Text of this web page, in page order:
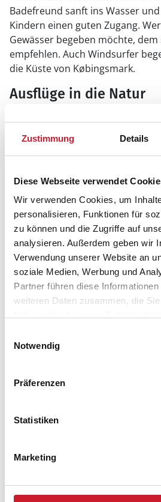
Zustimmung Details
Diese Webseite verwendet
Wir verwenden Cookies, um
personalisieren, Funktionen für
zu können und die Zugriffe auf
analysieren. Außerdem geben wir
Verwendung unserer Website an
soziale Medien, Werbung und
Partner führen diese
weiteren Daten zusammen, die
Notwendig
Präferenzen
Statistiken
Marketing
Badefreund sanft ins Wasser
Kindern einen guten Zugang.
Gewässer begeben möchte,
empfehlen. Auch Windsurfer
die Küste von Købingsmark.
Ausflüge in die Natur
Aussichtspunkte bieten einen
Landschaft. Eine schöne
nahegelegen bei Nordborg,
vielfältigen Vogelleben lauschen.
Hügel prägen die Landschaft von
auch den Buchenwald von
Länge von 12 Kilometern gilt
längste Buchenwald von
Wo kann ich bei
Optionen: Sie können an
angeln gehen oder an der Küste.
Fischkutter begeben.
Was bietet Købingsmark
Den nächsten Golfclub können
besuchen. Im Nordhals
führen Sie durch die ganze